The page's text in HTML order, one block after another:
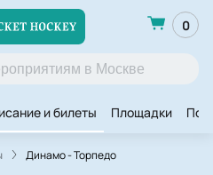
0
и билеты Площадки
Динамо - Торпедо